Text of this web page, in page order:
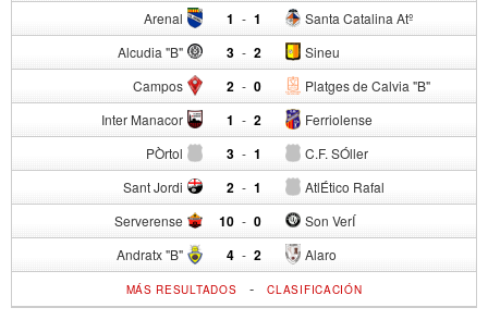
Arenal 1 - Santa Catalina Atº
1
Alcudia "B" 3 - Sineu
2
Campos 2 - Platges de Calvia "B"
0
Inter Manacor 1 - Ferriolense
2
PÒrtol 3 - C.F. SÓller
1
Sant Jordi 2 - AtlÉtico Rafal
1
Serverense 10 - Son VerÍ
0
Andratx "B" 4 - Alaro
2
MÁS RESULTADOS -CLASIFICACIÓN